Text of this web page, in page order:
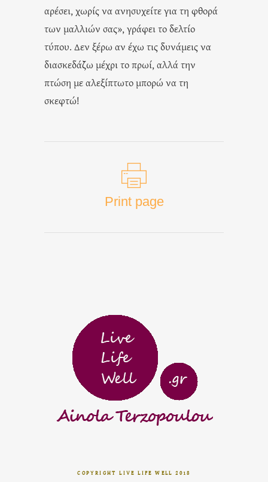
αρέσει, χωρίς να ανησυχείτε για τη φθορά
των μαλλιών σας», γράφει το δελτίο
τύπου. Δεν ξέρω αν έχω τις δυνάμεις να
διασκεδάζω μέχρι το πρωί, αλλά την
πτώση με αλεξίπτωτο μπορώ να τη
σκεφτώ!
Print page
COPYRIGHT LIVE LIFE WELL 2018